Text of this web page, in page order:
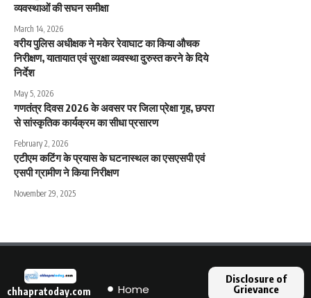
व्यवस्थाओं की सघन समीक्षा
March 14, 2026
वरीय पुलिस अधीक्षक ने मकेर रेवाघाट का किया औचक
निरीक्षण, यातायात एवं सुरक्षा व्यवस्था दुरुस्त करने के दिये
निर्देश
May 5, 2026
गणतंत्र दिवस 2026 के अवसर पर जिला प्रेक्षा गृह, छपरा
से सांस्कृतिक कार्यक्रम का सीधा प्रसारण
February 2, 2026
एटीएम कटिंग के प्रयास के घटनास्थल का एसएसपी एवं
एसपी ग्रामीण ने किया निरीक्षण
November 29, 2025
chhapratoday.com
Home
Disclosure of
Grievance